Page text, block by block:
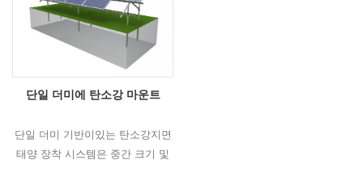
단일 더미에 탄소강 마운트
단일 더미 기반이있는 탄소강지면
태양 장착 시스템은 중간 크기 및